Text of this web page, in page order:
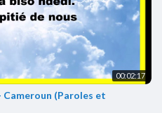
00:02:17
Cameroun (Paroles et